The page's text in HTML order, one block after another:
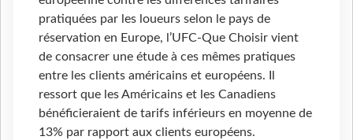
pratiquées par les loueurs selon le pays de
réservation en Europe, l’UFC-Que Choisir vient
de consacrer une étude à ces mêmes pratiques
entre les clients américains et européens. Il
ressort que les Américains et les Canadiens
bénéficieraient de tarifs inférieurs en moyenne de
13% par rapport aux clients européens.